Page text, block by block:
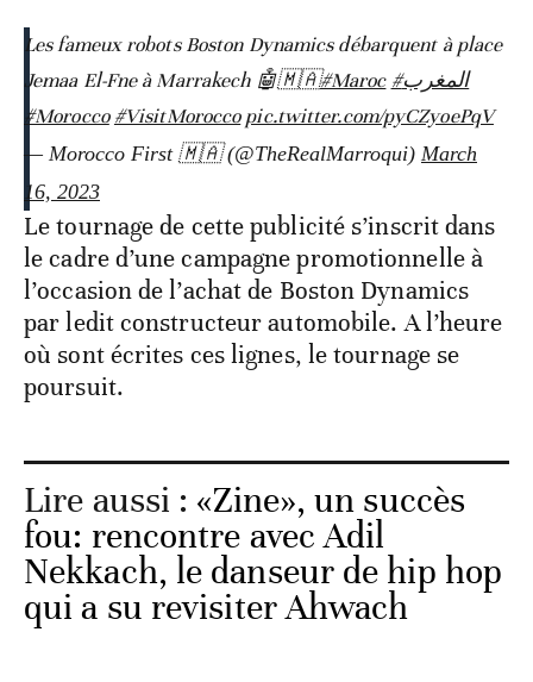
Les fameux robots Boston Dynamics débarquent à place
Jemaa El-Fne à Marrakech 🤖🇲🇦#Maroc
#المغرب
#Morocco #VisitMorocco pic.twitter.com/pyCZyoePqV
— Morocco First 🇲🇦 (@TheRealMarroqui) March
16, 2023
Le tournage de cette publicité s’inscrit dans
le cadre d’une campagne promotionnelle à
l’occasion de l’achat de Boston Dynamics
par ledit constructeur automobile. A l’heure
où sont écrites ces lignes, le tournage se
poursuit.
Lire aussi : «Zine», un succès
fou: rencontre avec Adil
Nekkach, le danseur de hip hop
qui a su revisiter Ahwach